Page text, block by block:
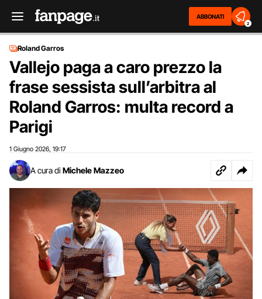
ABBONATI
2
Roland Garros
Vallejo paga a caro prezzo la
frase sessista sull’arbitra al
Roland Garros: multa record a
Parigi
1 Giugno 2026 19:17
A cura di Michele Mazzeo